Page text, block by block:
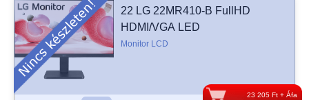
23 205 Ft + Áfa
22 LG 22MR410-B FullHD
HDMI/VGA LED
Monitor LCD